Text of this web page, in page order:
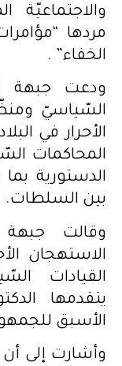
والاجتماعيّة
مردها
الخفاء” .
ودعت جبهة
السّياسيّ
الأحرار في
المحاكمات
الدستورية
بين السلطات.
وقالت جبهة
الاستهجان
القيادات
يتقدمها
الأسبق
وأشارت إلى أن